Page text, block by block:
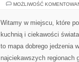
MOŻLIWOŚĆ
Witamy w miejscu, które
kuchnią i ciekawości
to mapa dobrego jedzenia
najciekawszych regionach